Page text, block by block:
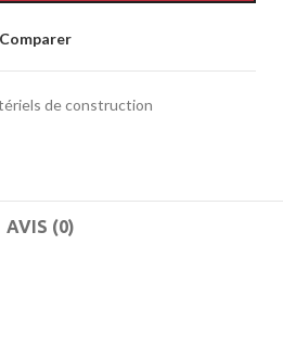
Comparer
de construction
AVIS (0)